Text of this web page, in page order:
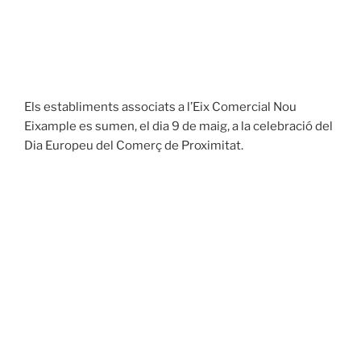
Els establiments associats a l’Eix Comercial Nou
Eixample es sumen, el dia 9 de maig, a la celebració del
Dia Europeu del Comerç de Proximitat.